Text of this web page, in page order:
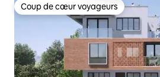
Coup de cœur voyageurs
Coup de cœur voyageurs